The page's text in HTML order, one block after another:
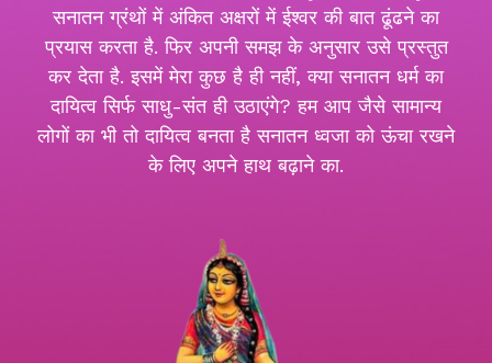
सनातन ग्रंथों में अंकित अक्षरों में ईश्वर की बात ढूंढने का
प्रयास करता है. फिर अपनी समझ के अनुसार उसे प्रस्तुत
कर देता है. इसमें मेरा कुछ है ही नहीं, क्या सनातन धर्म का
दायित्व सिर्फ साधु-संत ही उठाएंगे? हम आप जैसे सामान्य
लोगों का भी तो दायित्व बनता है सनातन ध्वजा को ऊंचा रखने
के लिए अपने हाथ बढ़ाने का.